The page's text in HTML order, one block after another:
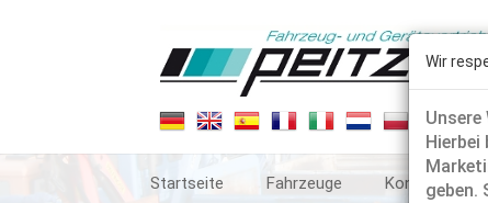
Startseite Fahrzeuge Kontakt
Wir
Hierbei
geben.